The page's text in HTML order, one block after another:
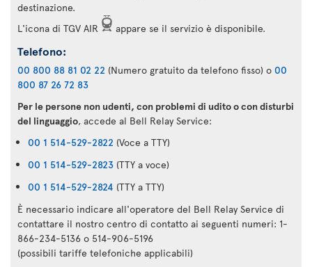
destinazione.
L'icona di TGV AIR
appare se il servizio è disponibile.
Telefono:
00 800 88 81 02 22 (Numero gratuito da telefono fisso) o 00
800 87 26 72 83
Per le persone non udenti, con problemi di udito o con disturbi
del linguaggio, accede al Bell Relay Service:
00 1 514-529-2822 (Voce a TTY)
00 1 514-529-2823 (TTY a voce)
00 1 514-529-2824 (TTY a TTY)
È necessario indicare all'operatore del Bell Relay Service di
contattare il nostro centro di contatto ai seguenti numeri: 1-
866-234-5136 o 514-906-5196
(possibili tariffe telefoniche applicabili)